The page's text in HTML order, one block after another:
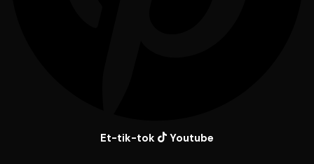
Et-tik-tok Youtube